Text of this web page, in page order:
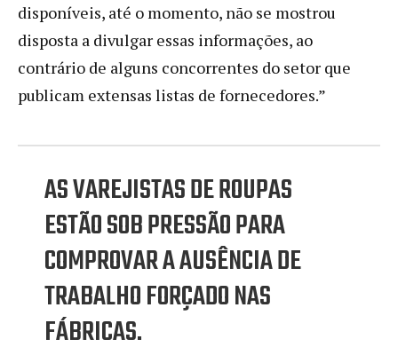
disponíveis, até o momento, não se mostrou
disposta a divulgar essas informações, ao
contrário de alguns concorrentes do setor que
publicam extensas listas de fornecedores.”
AS VAREJISTAS DE ROUPAS
ESTÃO SOB PRESSÃO PARA
COMPROVAR A AUSÊNCIA DE
TRABALHO FORÇADO NAS
FÁBRICAS.